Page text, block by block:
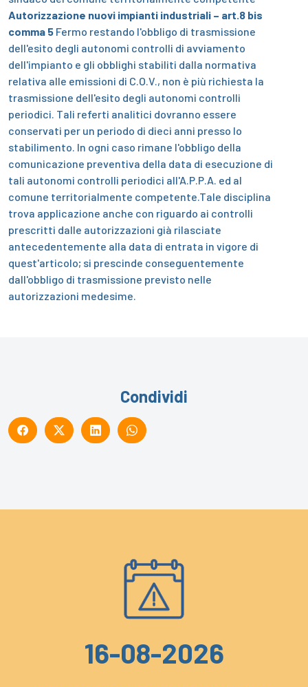
Autorizzazione nuovi impianti industriali – art.8 bis
comma 5 Fermo restando l'obbligo di trasmissione
dell'esito degli autonomi controlli di avviamento
dell'impianto e gli obblighi stabiliti dalla normativa
relativa alle emissioni di C.O.V., non è più richiesta la
trasmissione dell'esito degli autonomi controlli
periodici. Tali referti analitici dovranno essere
conservati per un periodo di dieci anni presso lo
stabilimento. In ogni caso rimane l'obbligo della
comunicazione preventiva della data di esecuzione di
tali autonomi controlli periodici all'A.P.P.A. ed al
comune territorialmente competente.Tale disciplina
trova applicazione anche con riguardo ai controlli
prescritti dalle autorizzazioni già rilasciate
antecedentemente alla data di entrata in vigore di
quest'articolo; si prescinde conseguentemente
dall'obbligo di trasmissione previsto nelle
autorizzazioni medesime.
Condividi
16-08-2026